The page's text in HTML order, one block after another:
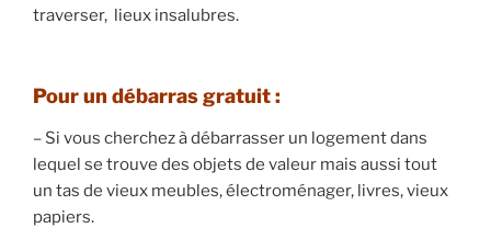
traverser, lieux insalubres.
Pour un débarras gratuit :
– Si vous cherchez à débarrasser un logement dans
lequel se trouve des objets de valeur mais aussi tout
un tas de vieux meubles, électroménager, livres, vieux
papiers.